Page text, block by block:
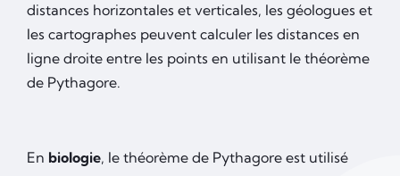
distances horizontales et verticales, les géologues et
les cartographes peuvent calculer les distances en
ligne droite entre les points en utilisant le théorème
de Pythagore.
En biologie, le théorème de Pythagore est utilisé